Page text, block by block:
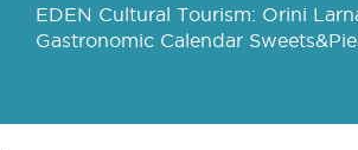
EDEN Cultural Tourism: Orini
Gastronomic Calendar